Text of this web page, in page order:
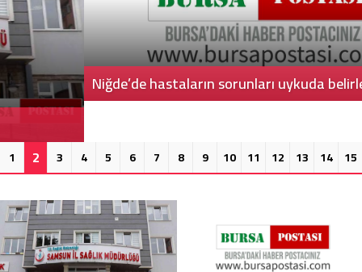
Niğde’de hastaların sorunları uykuda belirleniyor
1 2 3 4 5 6 7 8 9 10 11 12 13 14 15